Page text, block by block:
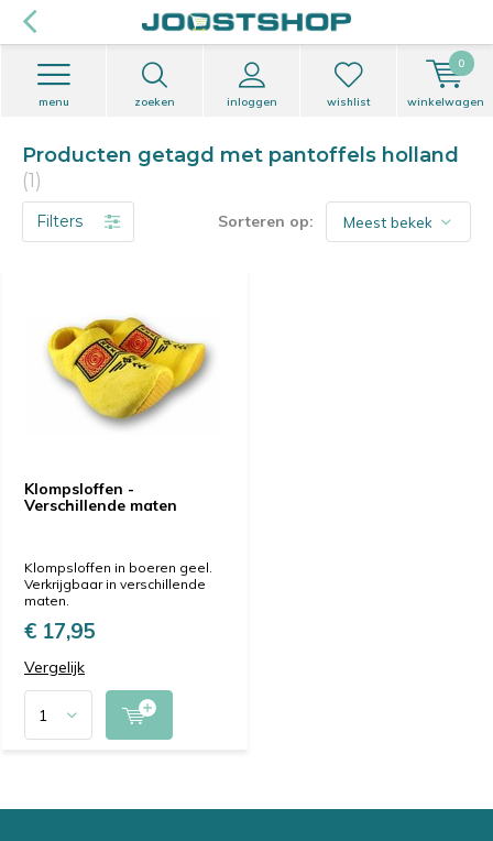
zoeken inloggen
menu wishlist winkelwagen
0
Producten getagd met pantoffels holland
(1)
Filters Sorteren op:
Klompsloffen -
Verschillende maten
Klompsloffen in boeren geel.
Verkrijgbaar in verschillende
maten.
€ 17,95
Vergelijk